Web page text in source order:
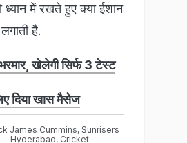
में रखते हुए क्या ईशान
है.
खेलेगी सिर्फ 3 टेस्ट
दिया खास मैसेज
James Cummins, Sunrisers
Hyderabad, Cricket